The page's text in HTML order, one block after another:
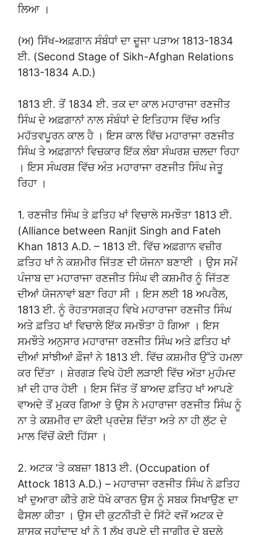
ਲਿਆ ।
(ਅ) ਸਿੱਖ-ਅਫ਼ਗਾਨ ਸੰਬੰਧਾਂ ਦਾ ਦੂਜਾ ਪੜਾਅ 1813-1834
ਈ. (Second Stage of Sikh-Afghan Relations
1813-1834 A.D.)
1813 ਈ. ਤੋਂ 1834 ਈ. ਤਕ ਦਾ ਕਾਲ ਮਹਾਰਾਜਾ ਰਣਜੀਤ
ਸਿੰਘ ਦੇ ਅਫ਼ਗਾਨਾਂ ਨਾਲ ਸੰਬੰਧਾਂ ਦੇ ਇਤਿਹਾਸ ਵਿੱਚ ਅਤਿ
ਮਹੱਤਵਪੂਰਨ ਕਾਲ ਹੈ । ਇਸ ਕਾਲ ਵਿੱਚ ਮਹਾਰਾਜਾ ਰਣਜੀਤ
ਸਿੰਘ ਤੇ ਅਫ਼ਗਾਨਾਂ ਵਿਚਕਾਰ ਇੱਕ ਲੰਬਾ ਸੰਘਰਸ਼ ਚਲਦਾ ਰਿਹਾ
। ਇਸ ਸੰਘਰਸ਼ ਵਿੱਚ ਅੰਤ ਮਹਾਰਾਜਾ ਰਣਜੀਤ ਸਿੰਘ ਜੇਤੂ
ਰਿਹਾ ।
1. ਰਣਜੀਤ ਸਿੰਘ ਤੇ ਫ਼ਤਿਹ ਖਾਂ ਵਿਚਾਲੇ ਸਮਝੌਤਾ 1813 ਈ.
(Alliance between Ranjit Singh and Fateh
Khan 1813 A.D. – 1813 ਈ. ਵਿੱਚ ਅਫ਼ਗਾਨ ਵਜ਼ੀਰ
ਫ਼ਤਿਹ ਖਾਂ ਨੇ ਕਸ਼ਮੀਰ ਜਿੱਤਣ ਦੀ ਯੋਜਨਾ ਬਣਾਈ । ਉਸ ਸਮੇਂ
ਪੰਜਾਬ ਦਾ ਮਹਾਰਾਜਾ ਰਣਜੀਤ ਸਿੰਘ ਵੀ ਕਸ਼ਮੀਰ ਨੂੰ ਜਿੱਤਣ
ਦੀਆਂ ਯੋਜਨਾਵਾਂ ਬਣਾ ਰਿਹਾ ਸੀ । ਇਸ ਲਈ 18 ਅਪਰੈਲ,
1813 ਈ. ਨੂੰ ਰੋਹਤਾਸਗੜ੍ਹ ਵਿਖੇ ਮਹਾਰਾਜਾ ਰਣਜੀਤ ਸਿੰਘ
ਅਤੇ ਫ਼ਤਿਹ ਖਾਂ ਵਿਚਾਲੇ ਇੱਕ ਸਮਝੌਤਾ ਹੋ ਗਿਆ । ਇਸ
ਸਮਝੌਤੇ ਅਨੁਸਾਰ ਮਹਾਰਾਜਾ ਰਣਜੀਤ ਸਿੰਘ ਅਤੇ ਫ਼ਤਿਹ ਖਾਂ
ਦੀਆਂ ਸਾਂਝੀਆਂ ਫ਼ੌਜਾਂ ਨੇ 1813 ਈ. ਵਿੱਚ ਕਸ਼ਮੀਰ ਉੱਤੇ ਹਮਲਾ
ਕਰ ਦਿੱਤਾ । ਸ਼ੇਰਗੜ ਵਿਖੇ ਹੋਈ ਲੜਾਈ ਵਿੱਚ ਅੱਤਾ ਮੁਹੰਮਦ
ਖ਼ਾਂ ਦੀ ਹਾਰ ਹੋਈ । ਇਸ ਜਿੱਤ ਤੋਂ ਬਾਅਦ ਫ਼ਤਿਹ ਖਾਂ ਆਪਣੇ
ਵਾਅਦੇ ਤੋਂ ਮੁਕਰ ਗਿਆ ਤੇ ਉਸ ਨੇ ਮਹਾਰਾਜਾ ਰਣਜੀਤ ਸਿੰਘ ਨੂੰ
ਨਾ ਤੇ ਕਸ਼ਮੀਰ ਦਾ ਕੋਈ ਪ੍ਰਦੇਸ਼ ਦਿੱਤਾ ਅਤੇ ਨਾ ਹੀ ਲੁੱਟ ਦੇ
ਮਾਲ ਵਿੱਚੋਂ ਕੋਈ ਹਿੱਸਾ ।
2. ਅਟਕ ‘ਤੇ ਕਬਜ਼ਾ 1813 ਈ. (Occupation of
Attock 1813 A.D.) – ਮਹਾਰਾਜਾ ਰਣਜੀਤ ਸਿੰਘ ਨੇ ਫ਼ਤਿਹ
ਖਾਂ ਦੁਆਰਾ ਕੀਤੇ ਗਏ ਧੋਖੇ ਕਾਰਨ ਉਸ ਨੂੰ ਸਬਕ ਸਿਖਾਉਣ ਦਾ
ਫੈਸਲਾ ਕੀਤਾ । ਉਸ ਦੀ ਕੁਟਨੀਤੀ ਦੇ ਸਿੱਟੇ ਵਜੋਂ ਅਟਕ ਦੇ
ਸ਼ਾਸਕ ਜਹਾਂਦਾਦ ਖਾਂ ਨੇ 1 ਲੱਖ ਰੁਪਏ ਦੀ ਜਾਗੀਰ ਦੇ ਬਦਲੇ